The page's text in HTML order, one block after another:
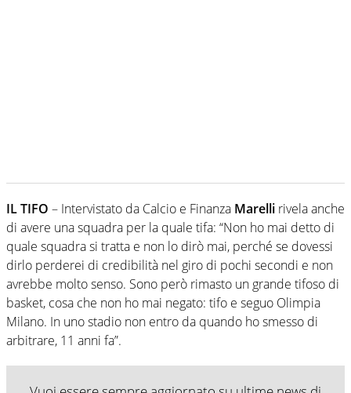
IL TIFO – Intervistato da Calcio e Finanza Marelli rivela anche
di avere una squadra per la quale tifa: “Non ho mai detto di
quale squadra si tratta e non lo dirò mai, perché se dovessi
dirlo perderei di credibilità nel giro di pochi secondi e non
avrebbe molto senso. Sono però rimasto un grande tifoso di
basket, cosa che non ho mai negato: tifo e seguo Olimpia
Milano. In uno stadio non entro da quando ho smesso di
arbitrare, 11 anni fa”.